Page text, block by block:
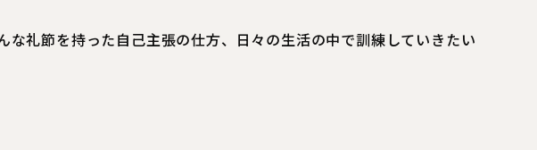
礼節を持った自己主張の仕方、日々の生活の中で訓練していきたい